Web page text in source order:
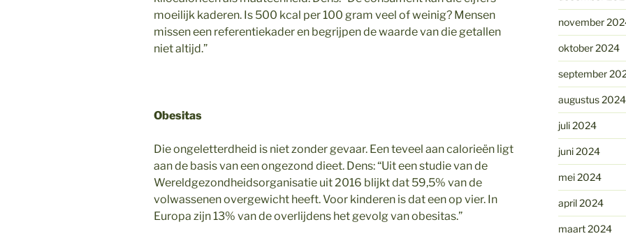
moeilijk kaderen. Is 500 kcal per 100 gram veel of weinig? Mensen
missen een referentiekader en begrijpen de waarde van die getallen
niet altijd.”
Obesitas
Die ongeletterdheid is niet zonder gevaar. Een teveel aan calorieën ligt
aan de basis van een ongezond dieet. Dens: “Uit een studie van de
Wereldgezondheidsorganisatie uit 2016 blijkt dat 59,5% van de
volwassenen overgewicht heeft. Voor kinderen is dat een op vier. In
Europa zijn 13% van de overlijdens het gevolg van obesitas.”
november
oktober 2024
september
augustus 2024
juli 2024
juni 2024
mei 2024
april 2024
maart 2024